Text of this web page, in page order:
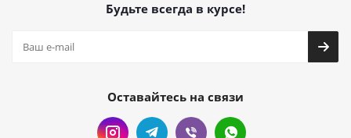
Будьте всегда в курсе!
Оставайтесь на связи